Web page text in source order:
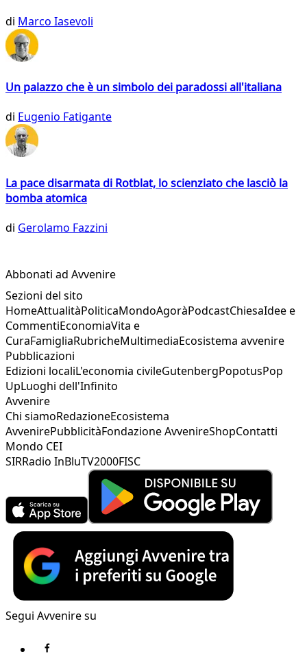
di Marco Iasevoli
Un palazzo che è un simbolo dei paradossi all'italiana
di Eugenio Fatigante
La pace disarmata di Rotblat, lo scienziato che lasciò la
bomba atomica
di Gerolamo Fazzini
Abbonati ad Avvenire
Sezioni del sito
HomeAttualitàPoliticaMondoAgoràPodcastChiesaIdee e
CommentiEconomiaVita e
CuraFamigliaRubricheMultimediaEcosistema avvenire
Pubblicazioni
Edizioni localiL'economia civileGutenbergPopotusPop
UpLuoghi dell'Infinito
Avvenire
Chi siamoRedazioneEcosistema
AvvenirePubblicitàFondazione AvvenireShopContatti
Mondo CEI
SIRRadio InBluTV2000FISC
Segui Avvenire su